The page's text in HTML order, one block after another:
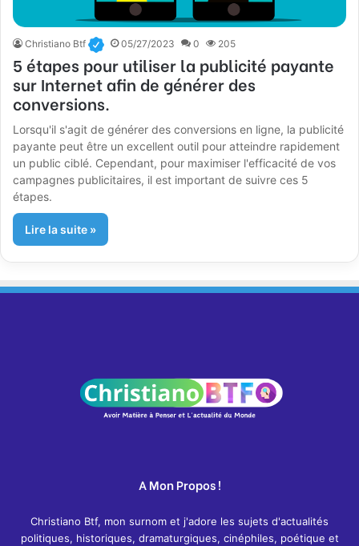
Christiano Btf 05/27/2023 0 205
5 étapes pour utiliser la publicité payante
sur Internet afin de générer des
conversions.
Lorsqu'il s'agit de générer des conversions en ligne, la publicité
payante peut être un excellent outil pour atteindre rapidement
un public ciblé. Cependant, pour maximiser l'efficacité de vos
campagnes publicitaires, il est important de suivre ces 5
étapes.
Lire la suite »
A Mon Propos !
Christiano Btf, mon surnom et j'adore les sujets d'actualités
politiques, historiques, dramaturgiques, cinéphiles, poétique et